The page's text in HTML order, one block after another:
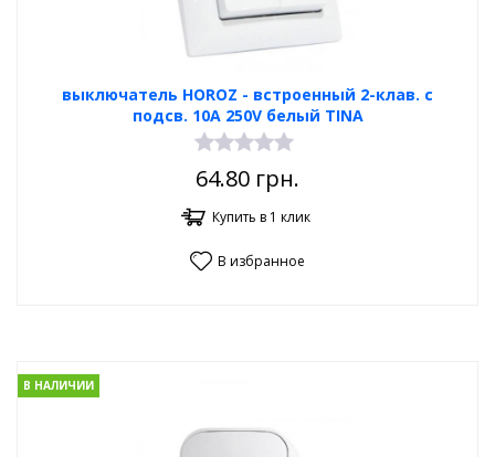
выключатель HOROZ - встроенный 2-клав. с
подсв. 10А 250V белый TINA
64.80 грн.
Купить в 1 клик
В избранное
В НАЛИЧИИ